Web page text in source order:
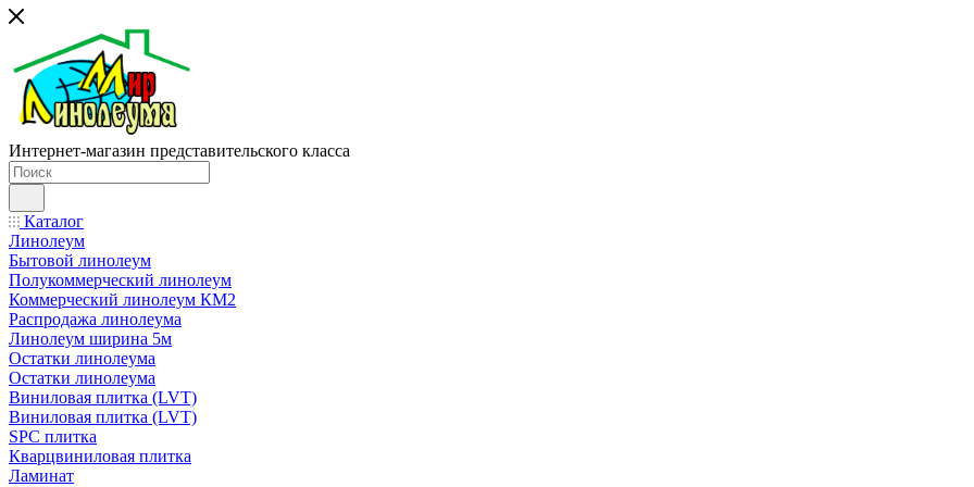
Интернет-магазин представительского класса
Каталог
Линолеум
Бытовой линолеум
Полукоммерческий линолеум
Коммерческий линолеум КМ2
Распродажа линолеума
Линолеум ширина 5м
Остатки линолеума
Остатки линолеума
Виниловая плитка (LVT)
Виниловая плитка (LVT)
SPC плитка
Кварцвиниловая плитка
Ламинат